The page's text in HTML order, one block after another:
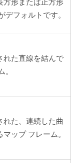
方形または正方形
フォルトです。
れた直線を結んで
れた、連続した曲
ップ フレーム。